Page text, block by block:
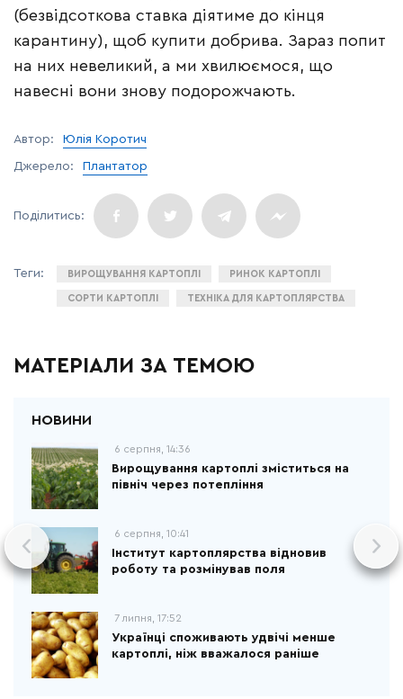
(безвідсоткова ставка діятиме до кінця
карантину), щоб купити добрива. Зараз попит
на них невеликий, а ми хвилюємося, що
навесні вони знову подорожчають.
Автор: Юлія Коротич
Джерело: Плантатор
ВИРОЩУВАННЯ КАРТОПЛІ РИНОК КАРТОПЛІ
СОРТИ КАРТОПЛІ ТЕХНІКА ДЛЯ КАРТОПЛЯРСТВА
МАТЕРІАЛИ ЗА ТЕМОЮ
6 серпня, 14:36
Вирощування картоплі зміститься на
північ через потепління
6 серпня, 10:41
Інститут картоплярства відновив
роботу та розмінував поля
7 липня, 17:52
Українці споживають удвічі менше
картоплі, ніж вважалося раніше